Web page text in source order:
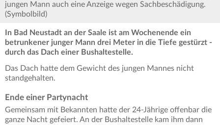
jungen Mann auch eine Anzeige wegen Sachbeschädigung.
(Symbolbild)
In Bad Neustadt an der Saale ist am Wochenende ein
betrunkener junger Mann drei Meter in die Tiefe gestürzt -
durch das Dach einer Bushaltestelle.
Das Dach hatte dem Gewicht des jungen Mannes nicht
standgehalten.
Ende einer Partynacht
Gemeinsam mit Bekannten hatte der 24-Jährige offenbar die
ganze Nacht gefeiert. An der Bushaltestelle kam ihm dann